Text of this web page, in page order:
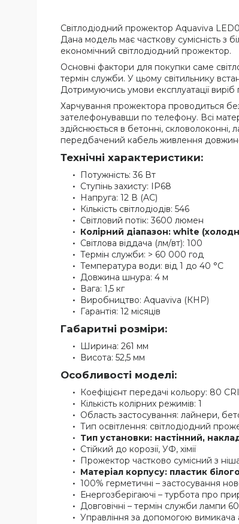
Світлодіодний прожектор Aquaviva
Дана модель має часткову сумісність з
економічний світлодіодний прожектор.
Основні фактори для покупки саме
термін служби. У цьому світильнику
Дотримуючись умови експлуатації
Харчування прожектора проводиться
зателефонувавши по телефону. Всі
здійснюється в бетонні,
передбачений кабель живлення
Технічні характеристики:
Потужність: 36 Вт
Ступінь захисту: IP68
Напруга: 12 В (AC)
Кількість світлодіодів: 546
Світловий потік: 3600 люмен
Колірний діапазон: white
Світлова віддача (лм/вт): 100
Термін служби: > 60 000 год
Температура води: від 1 до 40 °C
Довжина шнура: 4 м
Вага: 1,5 кг
Виробництво: Aquaviva (КНР)
Гарантія: 12 місяців
Габаритні розміри:
Ширина: 261 мм
Висота: 52,5 мм
Особливості моделі:
Коефіцієнт передачі кольору: 80
Кількість колірних режимів: 1
Область застосування: лайнери,
Тип освітлення: світлодіодний
Тип установки: настінний,
Стійкий до корозії, УФ, хімії
Прожектор частково сумісний з
Матеріал корпусу: пластик
100% герметичні – застосування
Енергозберігаючі – турбота про
Довговічні – термін служби лампи
Управління за допомогою вимикача